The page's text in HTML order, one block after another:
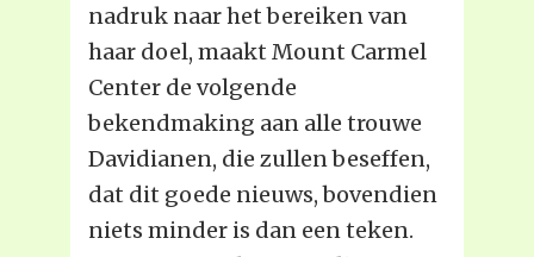
nadruk naar het bereiken van
haar doel, maakt Mount Carmel
Center de volgende
bekendmaking aan alle trouwe
Davidianen, die zullen beseffen,
dat dit goede nieuws, bovendien
niets minder is dan een teken.